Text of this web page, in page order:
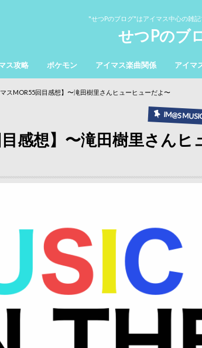
"せつPのブログ"はアイマス中心の雑
せつPのブ
ス攻略 ポケモン アイマス楽曲関係 アイマ
マスMOR55回目感想】〜滝田樹里さんヒューヒューだよ〜
IM@S
感想】〜滝田樹里さんヒ